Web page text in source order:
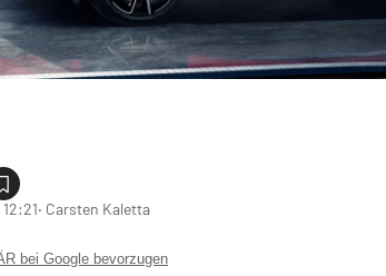
‧ Carsten Kaletta
bei Google bevorzugen